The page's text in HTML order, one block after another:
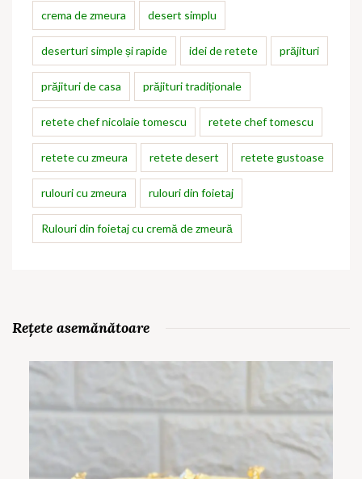
crema de zmeura desert simplu
deserturi simple și rapide idei de retete prăjituri
prăjituri de casa prăjituri tradiționale
retete chef nicolaie tomescu retete chef tomescu
retete cu zmeura retete desert retete gustoase
rulouri cu zmeura rulouri din foietaj
Rulouri din foietaj cu cremă de zmeură
Rețete asemănătoare